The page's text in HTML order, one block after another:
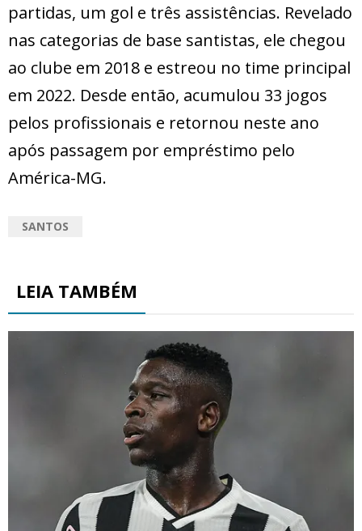
partidas, um gol e três assistências. Revelado
nas categorias de base santistas, ele chegou
ao clube em 2018 e estreou no time principal
em 2022. Desde então, acumulou 33 jogos
pelos profissionais e retornou neste ano
após passagem por empréstimo pelo
América-MG.
SANTOS
LEIA TAMBÉM